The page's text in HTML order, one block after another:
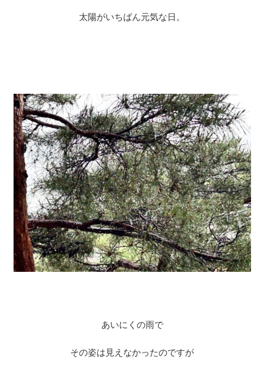
太陽がいちばん元気な日。
あいにくの雨で
その姿は見えなかったのですが